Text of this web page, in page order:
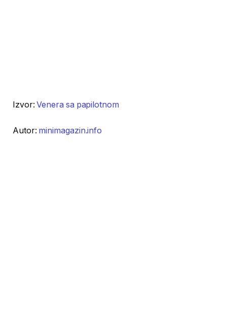
Izvor:Venera sa papilotnom
Autor: minimagazin.info